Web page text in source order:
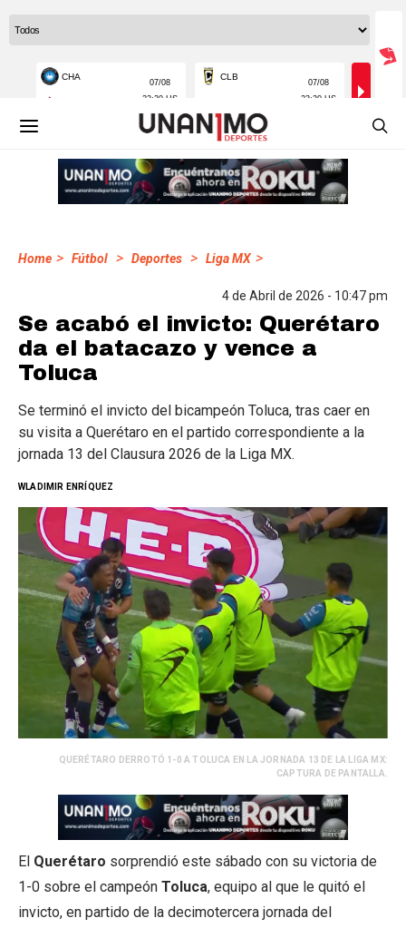
Home > Fútbol > Deportes > Liga MX >
4 de Abril de 2026 - 10:47 pm
Se acabó el invicto: Querétaro
da el batacazo y vence a
Toluca
Se terminó el invicto del bicampeón Toluca, tras caer en
su visita a Querétaro en el partido correspondiente a la
jornada 13 del Clausura 2026 de la Liga MX.
WLADIMIR ENRÍQUEZ
QUERÉTARO DERROTÓ 1-0 A TOLUCA EN LA JORNADA 13 DE LA LIGA MX:
CAPTURA DE PANTALLA.
El Querétaro sorprendió este sábado con su victoria de
1-0 sobre el campeón Toluca, equipo al que le quitó el
invicto, en partido de la decimotercera jornada del